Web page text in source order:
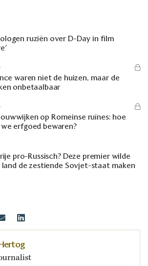
ruziën over D-Day in film
waren niet de huizen, maar de
onbetaalbaar
op Romeinse ruïnes: hoe
erfgoed bewaren?
pro-Russisch? Deze premier wilde
land de zestiende Sovjet-staat maken